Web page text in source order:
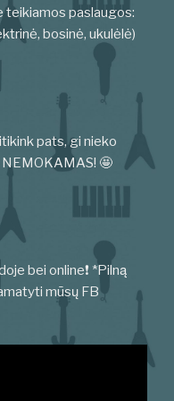
teikiamos paslaugos:
bosinė, ukulėlė)
pats, gi nieko
🤩
bei online❗️ *Pilną
mūsų FB